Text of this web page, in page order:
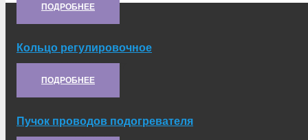
ПОДРОБНЕЕ
Кольцо регулировочное
Артикул:34039-2601157
ПОДРОБНЕЕ
Пучок проводов подогревателя